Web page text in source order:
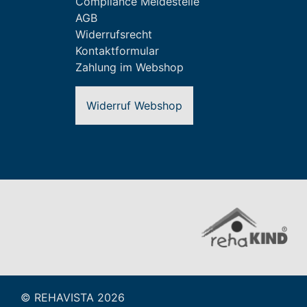
AGB
Widerrufsrecht
Kontaktformular
Zahlung im Webshop
Widerruf Webshop
© REHAVISTA 2026